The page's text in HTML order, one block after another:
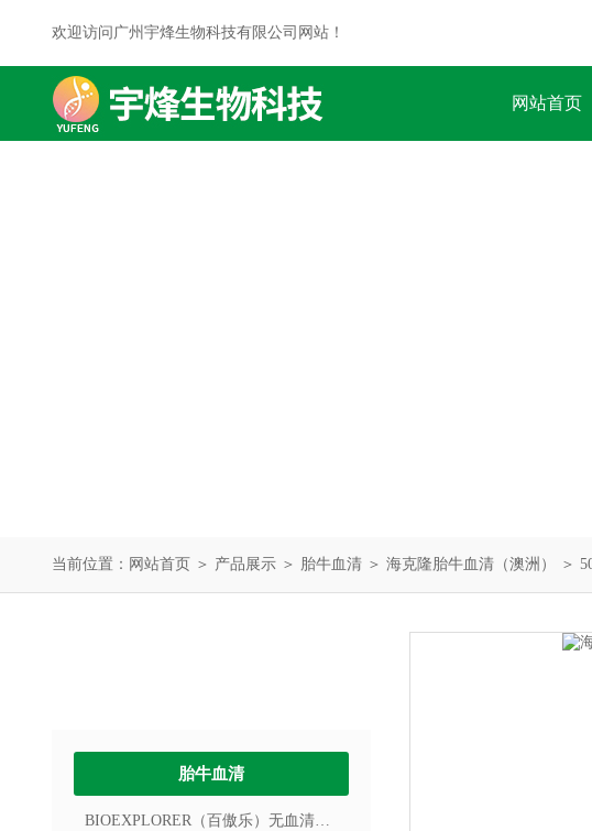
欢迎访问广州宇烽生物科技有限公司网站！
网站首页
当前位置： 网站首页 ＞ 产品展示 ＞ 胎牛血清 ＞ 海克隆胎牛血清（澳洲） ＞
胎牛血清
BIOEXPLORER（百傲乐）无血清冻存液